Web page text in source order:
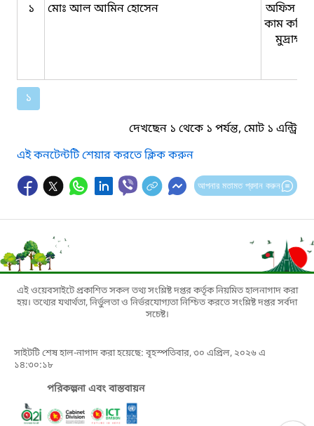
১ মোঃ আল আমিন হোসেন
অফিস
কাম
১
দেখছেন ১ থেকে ১ পর্যন্ত, মোট ১ এন্ট্রি
এই কনটেন্টটি শেয়ার করতে ক্লিক করুন
আপনার মতামত প্রদান করুন
এই ওয়েবসাইটে প্রকাশিত সকল তথ্য সংশ্লিষ্ট দপ্তর কর্তৃক নিয়মিত হালনাগাদ করা
হয়। তথ্যের যথার্থতা, নির্ভুলতা ও নির্ভরযোগ্যতা নিশ্চিত করতে সংশ্লিষ্ট দপ্তর সর্বদা
সচেষ্ট।
সাইটটি শেষ হাল-নাগাদ করা হয়েছে: বৃহস্পতিবার, ৩০ এপ্রিল, ২০২৬ এ
১৪:৩০:১৮
পরিকল্পনা এবং বাস্তবায়ন